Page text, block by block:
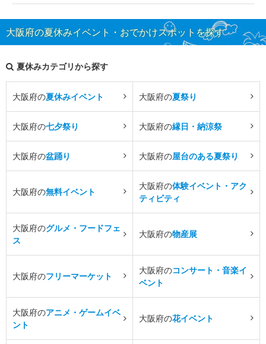
大阪府の夏休みイベント・おでかけスポットを探す
夏休みカテゴリから探す
大阪府の夏休みイベント 大阪府の夏祭り
大阪府の七夕祭り 大阪府の縁日・納涼祭
大阪府の盆踊り 大阪府の屋台のある夏祭り
大阪府の無料イベント
大阪府の体験イベント・アク
ティビティ
大阪府のグルメ・フードフェ
ス
大阪府の物産展
大阪府のフリーマーケット
大阪府のコンサート・音楽イ
ベント
大阪府のアニメ・ゲームイベ
ント
大阪府の花イベント